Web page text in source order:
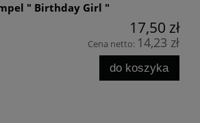
" Birthday Girl "
17,50 zł
Cena netto: 14,23 zł
do koszyka